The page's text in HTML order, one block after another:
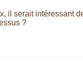
il serait intéressant
?